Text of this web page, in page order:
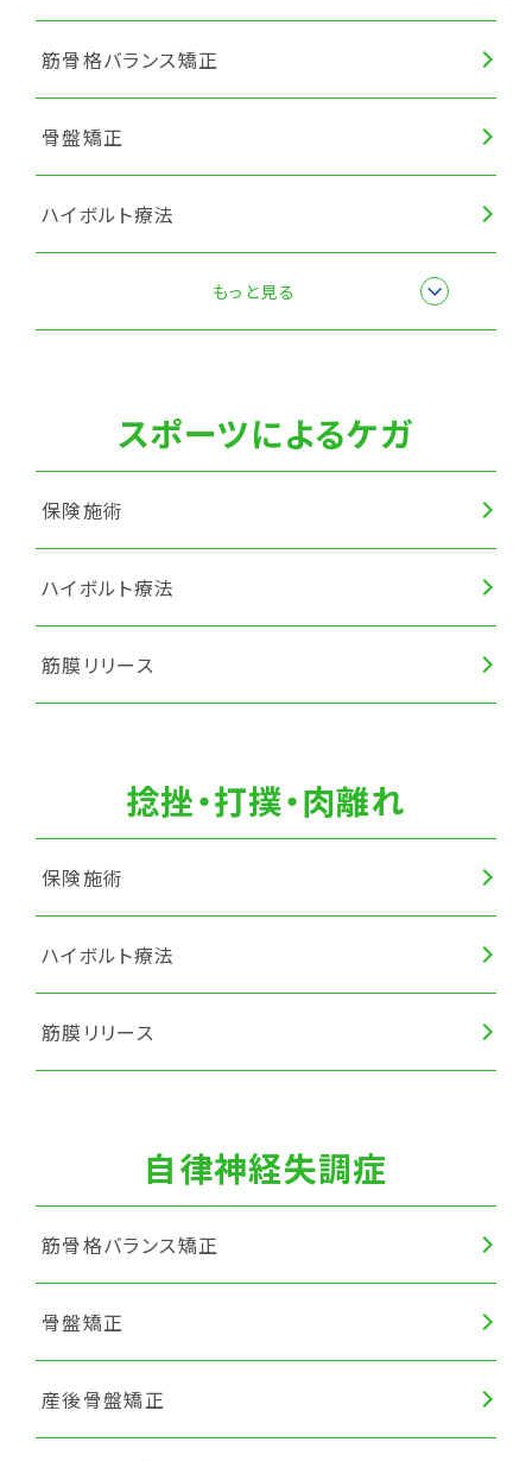
筋骨格バランス矯正
骨盤矯正
ハイボルト療法
もっと見る
スポーツによるケガ
保険施術
ハイボルト療法
筋膜リリース
捻挫・打撲・肉離れ
保険施術
ハイボルト療法
筋膜リリース
自律神経失調症
筋骨格バランス矯正
骨盤矯正
産後骨盤矯正